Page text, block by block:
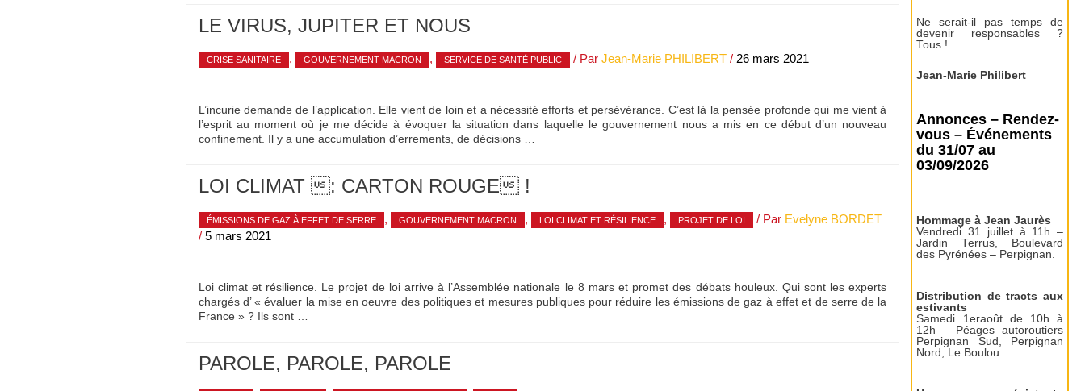
LE VIRUS, JUPITER ET NOUS
CRISE SANITAIRE , GOUVERNEMENT MACRON , SERVICE DE SANTÉ PUBLIC / Par Jean-Marie PHILIBERT / 26 mars 2021
L’incurie demande de l’application. Elle vient de loin et a nécessité efforts et persévérance. C’est là la pensée profonde qui me vient à
l’esprit au moment où je me décide à évoquer la situation dans laquelle le gouvernement nous a mis en ce début d’un nouveau
confinement. Il y a une accumulation d’errements, de décisions …
LOI CLIMAT : CARTON ROUGE !
ÉMISSIONS DE GAZ À EFFET DE SERRE , GOUVERNEMENT MACRON , LOI CLIMAT ET RÉSILIENCE , PROJET DE LOI / Par Evelyne BORDET
/ 5 mars 2021
Loi climat et résilience. Le projet de loi arrive à l’Assemblée nationale le 8 mars et promet des débats houleux. Qui sont les experts
chargés d’ « évaluer la mise en oeuvre des politiques et mesures publiques pour réduire les émissions de gaz à effet et de serre de la
France » ? Ils sont …
PAROLE, PAROLE, PAROLE
Ne serait-il pas temps de
devenir responsables ?
Tous !
Jean-Marie Philibert
Annonces – Rendez-
vous – Événements
du 31/07 au
03/09/2026
Hommage à Jean Jaurès
Vendredi 31 juillet à 11h –
Jardin Terrus, Boulevard
des Pyrénées – Perpignan.
Distribution de tracts aux
estivants
Samedi 1eraoût de 10h à
12h – Péages autoroutiers
Perpignan Sud, Perpignan
Nord, Le Boulou.